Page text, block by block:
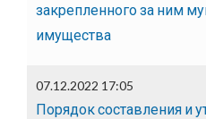
закрепленного за ним
имущества
07.12.2022 17:05
Порядок составления и